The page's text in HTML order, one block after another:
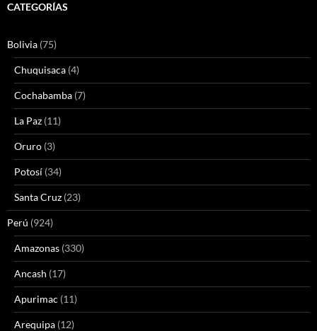
CATEGORÍAS
Bolivia (75)
Chuquisaca (4)
Cochabamba (7)
La Paz (11)
Oruro (3)
Potosí (34)
Santa Cruz (23)
Perú (924)
Amazonas (330)
Ancash (17)
Apurimac (11)
Arequipa (12)